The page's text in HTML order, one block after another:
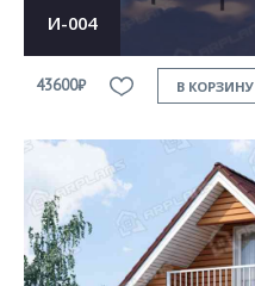
И-004
43600₽ В КОРЗИНУ